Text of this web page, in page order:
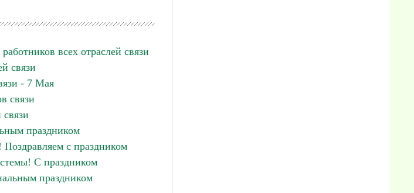
всех отраслей связи
связи
- 7 Мая
связи
праздником
с праздником
С праздником
праздником